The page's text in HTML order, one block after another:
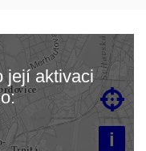
i

její aktivaci